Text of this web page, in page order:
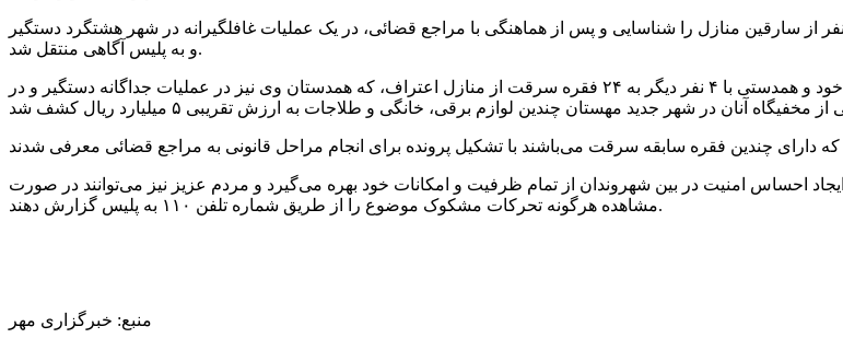
از سارقین منازل را شناسایی و پس از هماهنگی با مراجع قضائی، در یک عملیات غافلگیرانه در شهر هشتگرد دستگیر
و به پلیس آگاهی منتقل شد.
فرمانده انتظامی ساوجبلاغ تصریح کرد: متهم در بازجویی مأموران به ارتکاب جرم خود و همدستی با ۴ نفر دیگر به ۲۴ فقره سرقت از منازل اعتراف، که همدستان وی نیز در عملیات جداگانه دستگیر و در
احساس امنیت در بین شهروندان از تمام ظرفیت و امکانات خود بهره می‌گیرد و مردم عزیز نیز می‌توانند در صورت
مشاهده هرگونه تحرکات مشکوک موضوع را از طریق شماره تلفن ۱۱۰ به پلیس گزارش دهند.
منبع: خبرگزاری مهر